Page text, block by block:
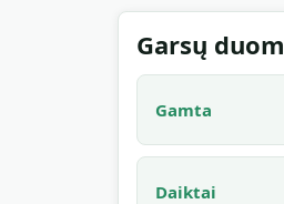
Garsų
Gamta
Daiktai